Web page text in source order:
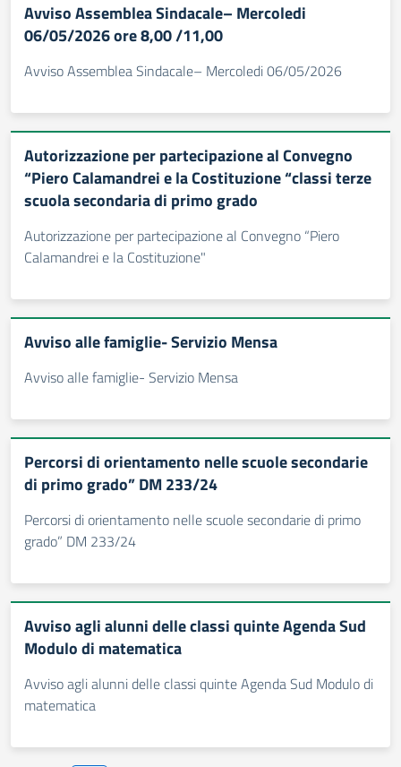
Avviso Assemblea Sindacale– Mercoledi
06/05/2026 ore 8,00 /11,00
Avviso Assemblea Sindacale– Mercoledi 06/05/2026
Autorizzazione per partecipazione al Convegno
“Piero Calamandrei e la Costituzione “classi terze
scuola secondaria di primo grado
Autorizzazione per partecipazione al Convegno “Piero
Calamandrei e la Costituzione"
Avviso alle famiglie- Servizio Mensa
Avviso alle famiglie- Servizio Mensa
Percorsi di orientamento nelle scuole secondarie
di primo grado” DM 233/24
Percorsi di orientamento nelle scuole secondarie di primo
grado” DM 233/24
Avviso agli alunni delle classi quinte Agenda Sud
Modulo di matematica
Avviso agli alunni delle classi quinte Agenda Sud Modulo di
matematica